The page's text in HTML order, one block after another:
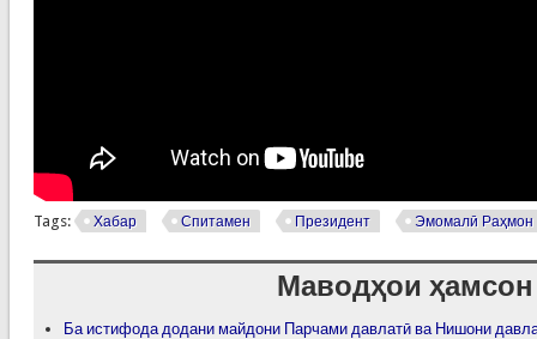
Tags: Хабар Спитамен Президент Эмомалӣ Раҳмон
Маводҳои ҳамсон
Ба истифода додани майдони Парчами давлатӣ ва Нишони